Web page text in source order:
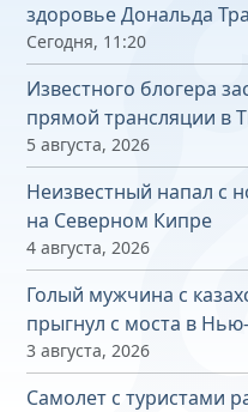
здоровье Дональда
Сегодня, 11:20
Известного блогера
прямой трансляции в
5 августа, 2026
Неизвестный напал с
на Северном Кипре
4 августа, 2026
Голый мужчина с
прыгнул с моста в
3 августа, 2026
Самолет с туристами